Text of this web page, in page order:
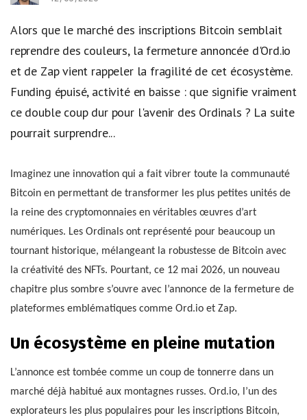
Alors que le marché des inscriptions Bitcoin semblait
reprendre des couleurs, la fermeture annoncée d'Ord.io
et de Zap vient rappeler la fragilité de cet écosystème.
Funding épuisé, activité en baisse : que signifie vraiment
ce double coup dur pour l'avenir des Ordinals ? La suite
pourrait surprendre...
Imaginez une innovation qui a fait vibrer toute la communauté
Bitcoin en permettant de transformer les plus petites unités de
la reine des cryptomonnaies en véritables œuvres d’art
numériques. Les Ordinals ont représenté pour beaucoup un
tournant historique, mélangeant la robustesse de Bitcoin avec
la créativité des NFTs. Pourtant, ce 12 mai 2026, un nouveau
chapitre plus sombre s’ouvre avec l’annonce de la fermeture de
plateformes emblématiques comme Ord.io et Zap.
Un écosystème en pleine mutation
L’annonce est tombée comme un coup de tonnerre dans un
marché déjà habitué aux montagnes russes. Ord.io, l’un des
explorateurs les plus populaires pour les inscriptions Bitcoin,